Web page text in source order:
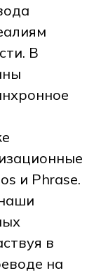
В
и Phrase.
в
на